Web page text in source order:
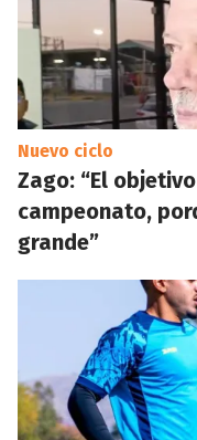
Nuevo ciclo
Zago: “El
campeonato,
grande”